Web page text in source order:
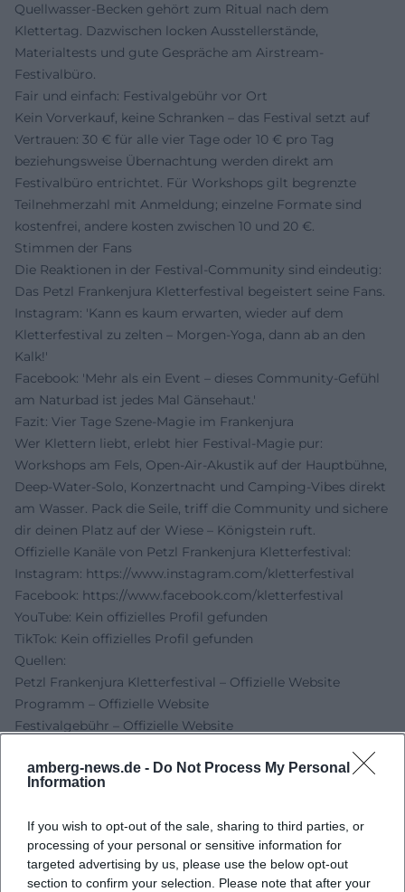
amberg-news.de - Do Not Process My Personal
Information
If you wish to opt-out of the sale, sharing to third parties, or
processing of your personal or sensitive information for
targeted advertising by us, please use the below opt-out
section to confirm your selection. Please note that after your
Quellwasser-Becken gehört zum Ritual nach dem
Klettertag. Dazwischen locken Ausstellerstände,
Materialtests und gute Gespräche am Airstream-
Festivalbüro.
Fair und einfach: Festivalgebühr vor Ort
Kein Vorverkauf, keine Schranken – das Festival setzt auf
Vertrauen: 30 € für alle vier Tage oder 10 € pro Tag
beziehungsweise Übernachtung werden direkt am
Festivalbüro entrichtet. Für Workshops gilt begrenzte
Teilnehmerzahl mit Anmeldung; einzelne Formate sind
kostenfrei, andere kosten zwischen 10 und 20 €.
Stimmen der Fans
Die Reaktionen in der Festival-Community sind eindeutig:
Das Petzl Frankenjura Kletterfestival begeistert seine Fans.
Instagram: 'Kann es kaum erwarten, wieder auf dem
Kletterfestival zu zelten – Morgen-Yoga, dann ab an den
Kalk!'
Facebook: 'Mehr als ein Event – dieses Community-Gefühl
am Naturbad ist jedes Mal Gänsehaut.'
Fazit: Vier Tage Szene-Magie im Frankenjura
Wer Klettern liebt, erlebt hier Festival-Magie pur:
Workshops am Fels, Open-Air-Akustik auf der Hauptbühne,
Deep-Water-Solo, Konzertnacht und Camping-Vibes direkt
am Wasser. Pack die Seile, triff die Community und sichere
dir deinen Platz auf der Wiese – Königstein ruft.
Offizielle Kanäle von Petzl Frankenjura Kletterfestival:
Instagram: https://www.instagram.com/kletterfestival
Facebook: https://www.facebook.com/kletterfestival
YouTube: Kein offizielles Profil gefunden
TikTok: Kein offizielles Profil gefunden
Quellen:
Petzl Frankenjura Kletterfestival – Offizielle Website
Programm – Offizielle Website
Festivalgebühr – Offizielle Website
Deep Water Solo – Offizielle Website
FrankenPfalz – Kletterfestival Historie und Ausrichtung
Markt Neuhaus a.d. Pegnitz – Verweis Facebook-Kanal
Kletterfestival
Bergparadiese – Festival-Vorschau 2026